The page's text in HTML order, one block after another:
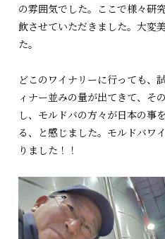
の雰囲気でした。ここで様々研
飲させていただきました。大変
た。
どこのワイナリーに行っても、
ィナー並みの量が出てきて、そ
し、モルドバの方々が日本の事
る、と感じました。モルドバワ
りました！！